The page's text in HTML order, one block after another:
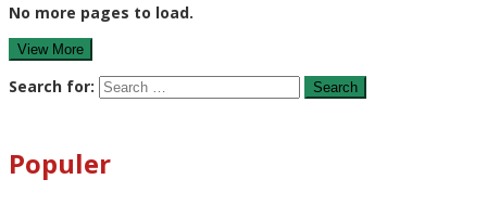
No more pages to load.
View More
Search for:
Populer